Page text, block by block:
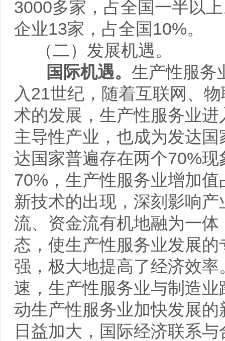
3000多家，占全国一半以
企业13家，占全国10%。
（二）发展机遇。
国际机遇。 生产性服务
入21世纪，随着互联网、
术的发展，生产性服务业
主导性产业，也成为发达
达国家普遍存在两个70%
70%，生产性服务业增加
新技术的出现，深刻影响
流、资金流有机地融为一
态，使生产性服务业发展
强，极大地提高了经济效
速，生产性服务业与制造
动生产性服务业加快发展
日益加大，国际经济联系